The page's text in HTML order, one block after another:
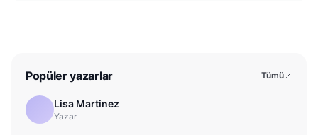
Popüler yazarlar Tümü
Lisa Martinez
Yazar